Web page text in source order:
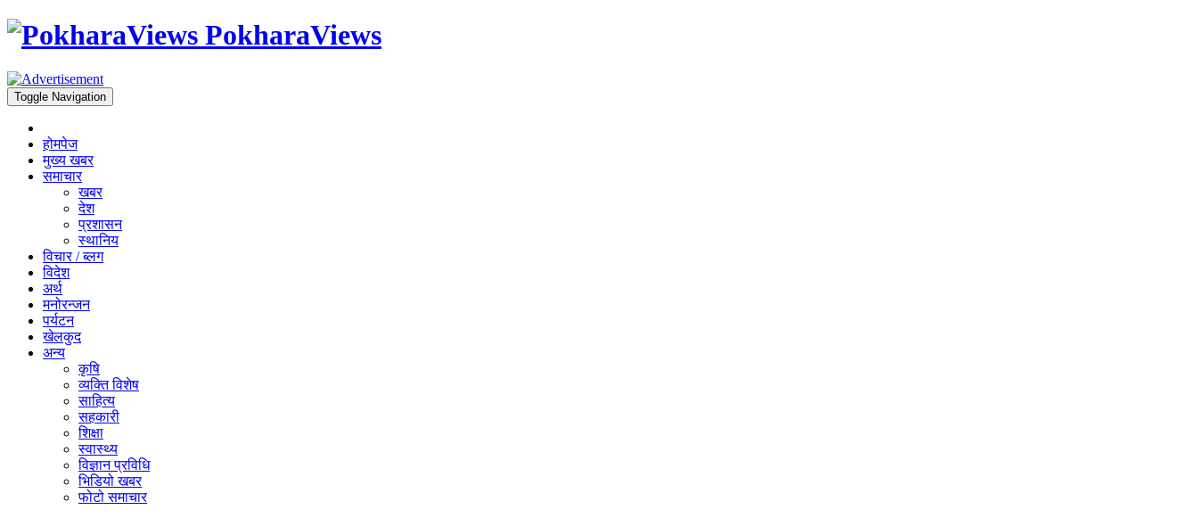
PokharaViews
Toggle Navigation
होमपेज
मुख्य खबर
समाचार
खबर
देश
प्रशासन
स्थानिय
विचार / ब्लग
विदेश
अर्थ
मनोरन्जन
पर्यटन
खेलकुद
अन्य
कृषि
व्यक्ति विशेष
साहित्य
सहकारी
शिक्षा
स्वास्थ्य
विज्ञान प्रविधि
भिडियो खबर
फोटो समाचार